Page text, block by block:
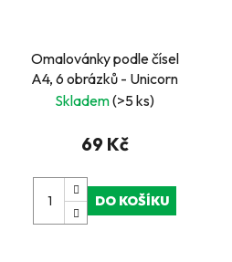
Omalovánky podle čísel
A4, 6 obrázků - Unicorn
Skladem(>5 ks)
69 Kč
DO KOŠÍKU